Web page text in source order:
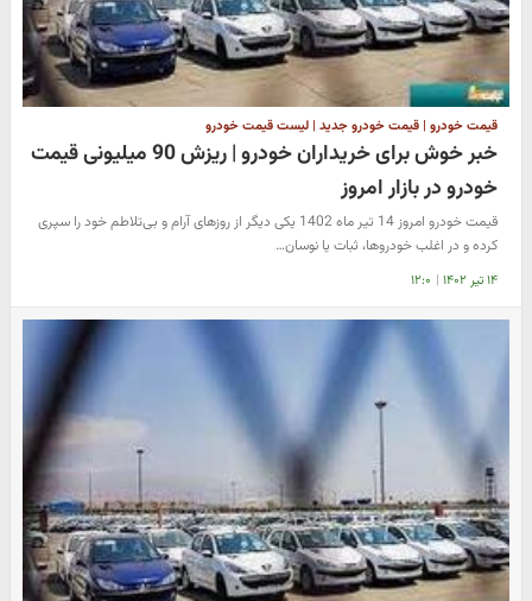
قیمت خودرو | قیمت خودرو جدید | لیست قیمت خودرو
خبر خوش برای خریداران خودرو | ریزش 90 میلیونی قیمت
خودرو در بازار امروز
قیمت خودرو امروز 14 تیر ماه 1402 یکی دیگر از روزهای آرام و بی‌تلاطم خود را سپری
کرده و در اغلب خودروها، ثبات یا نوسان…
۱۴ تیر ۱۴۰۲ | ۱۲:۰